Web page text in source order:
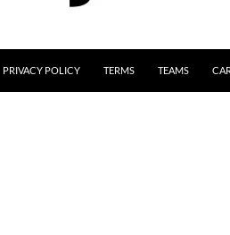
PRIVACY POLICY TERMS TEAMS